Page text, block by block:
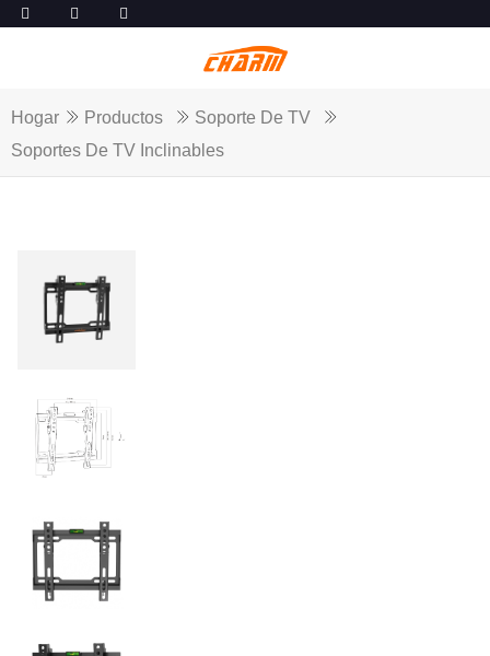
Hogar Productos
Soporte De TV
Soportes De TV Inclinables